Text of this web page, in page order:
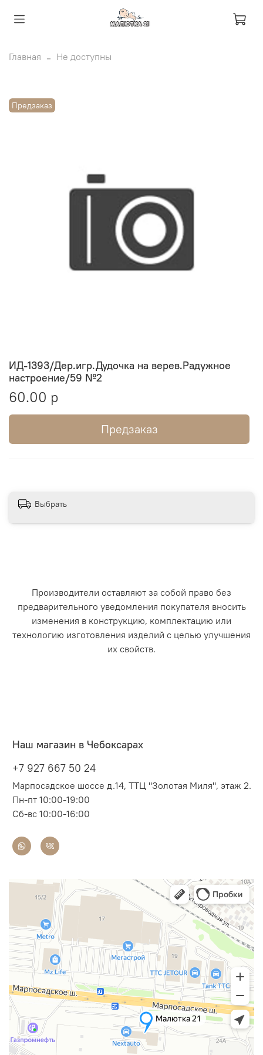
Главная Не доступны
Предзаказ
ИД-1393/Дер.игр.Дудочка на верев.Радужное
настроение/59 №2
60.00 р
Предзаказ
Выбрать
Производители оставляют за собой право без
предварительного уведомления покупателя вносить
изменения в конструкцию, комплектацию или
технологию изготовления изделий с целью улучшения
их свойств.
Наш магазин в Чебоксарах
+7 927 667 50 24
Марпосадское шоссе д.14, ТТЦ "Золотая Миля", этаж 2.
Пн-пт 10:00-19:00
Сб-вс 10:00-16:00